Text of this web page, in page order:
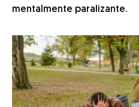
mentalmente paralizante.